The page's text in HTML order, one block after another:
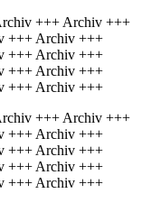
+++ Archiv +++
+++ Archiv +++
+++ Archiv +++
+++ Archiv +++
+++ Archiv +++
+++ Archiv +++
+++ Archiv +++
+++ Archiv +++
+++ Archiv +++
+++ Archiv +++